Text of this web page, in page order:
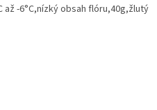
-6°C,nízký obsah flóru,40g,žlutý